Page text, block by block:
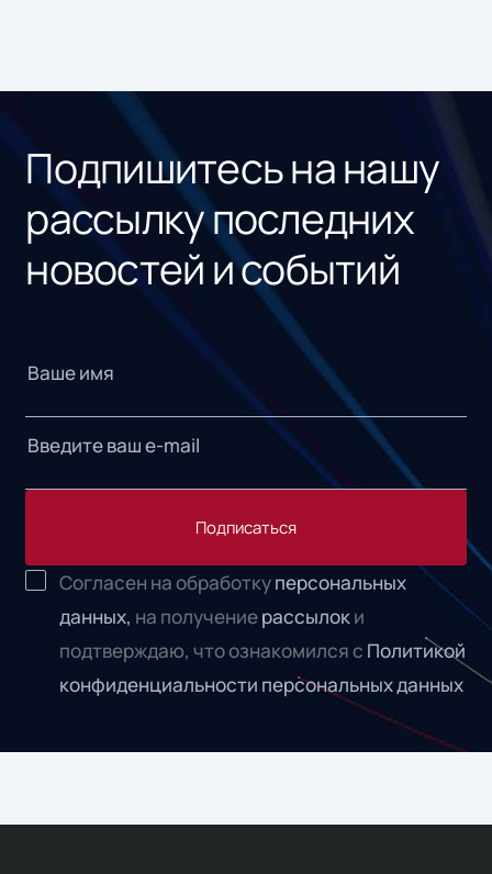
Подпишитесь на нашу
рассылку последних
новостей и событий
Подписаться
Согласен на обработкуперсональных
данных, на получениерассылоки
подтверждаю, что ознакомился с Политикой
конфиденциальности персональных данных